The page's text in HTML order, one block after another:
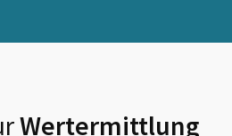
Wertermittlung